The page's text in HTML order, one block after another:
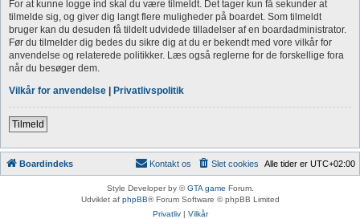
For at kunne logge ind skal du være tilmeldt. Det tager kun få sekunder at
tilmelde sig, og giver dig langt flere muligheder på boardet. Som tilmeldt
bruger kan du desuden få tildelt udvidede tilladelser af en boardadministrator.
Før du tilmelder dig bedes du sikre dig at du er bekendt med vore vilkår for
anvendelse og relaterede politikker. Læs også reglerne for de forskellige fora
når du besøger dem.
Vilkår for anvendelse | Privatlivspolitik
Tilmeld
Boardindeks Alle tider er UTC+02:00
Slet cookies
Kontakt os
Style Developer by ©GTA game Forum.
Udviklet af phpBB® Forum Software © phpBB Limited
Privatliv| Vilkår